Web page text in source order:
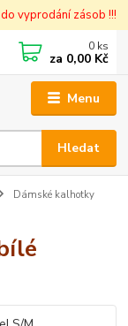
vyprodání zásob !!!
Menu
Hledat
0 ks
za 0,00 Kč
Dámské kalhotky